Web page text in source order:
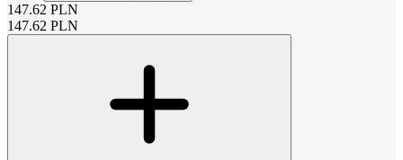
147.62 PLN
147.62 PLN